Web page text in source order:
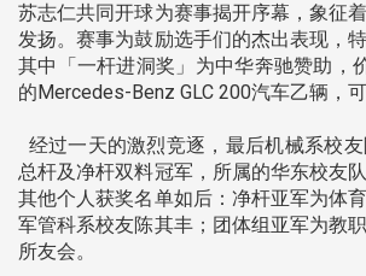
苏志仁共同开球为赛事揭开序幕，象征
发扬。赛事为鼓励选手们的杰出表现，
其中「一杆进洞奖」为中华奔驰赞助，
的Mercedes-Benz GLC 200汽车乙辆，
经过一天的激烈竞逐，最后机械系校
总杆及净杆双料冠军，所属的华东校友
其他个人获奖名单如后：净杆亚军为体
军管科系校友陈其丰；团体组亚军为教
所友会。